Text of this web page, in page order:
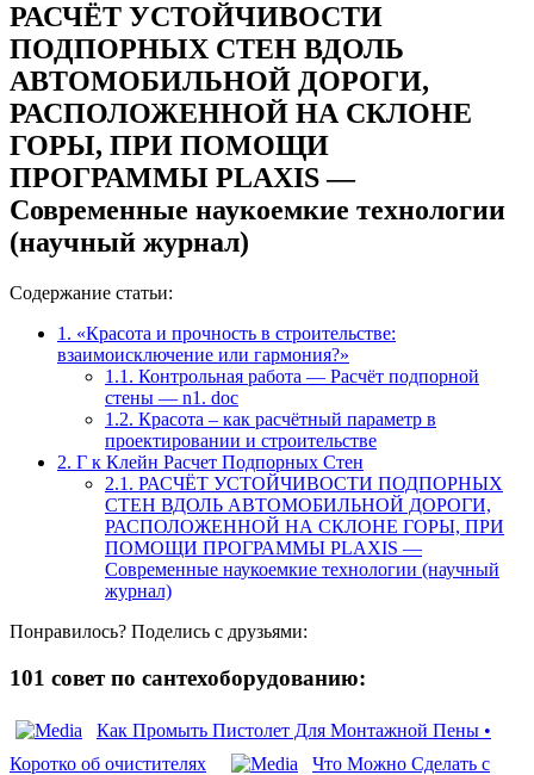
РАСЧЁТ УСТОЙЧИВОСТИ
ПОДПОРНЫХ СТЕН ВДОЛЬ
АВТОМОБИЛЬНОЙ ДОРОГИ,
РАСПОЛОЖЕННОЙ НА СКЛОНЕ
ГОРЫ, ПРИ ПОМОЩИ
ПРОГРАММЫ PLAXIS —
Современные наукоемкие технологии
(научный журнал)
Содержание статьи:
1. «Красота и прочность в строительстве:
взаимоисключение или гармония?»
1.1. Контрольная работа — Расчёт подпорной
стены — n1. doc
1.2. Красота – как расчётный параметр в
проектировании и строительстве
2. Г к Клейн Расчет Подпорных Стен
2.1. РАСЧЁТ УСТОЙЧИВОСТИ ПОДПОРНЫХ
СТЕН ВДОЛЬ АВТОМОБИЛЬНОЙ ДОРОГИ,
РАСПОЛОЖЕННОЙ НА СКЛОНЕ ГОРЫ, ПРИ
ПОМОЩИ ПРОГРАММЫ PLAXIS —
Современные наукоемкие технологии (научный
журнал)
Понравилось? Поделись с друзьями:
101 совет по сантехоборудованию:
Как Промыть Пистолет Для Монтажной Пены •
Коротко об очистителях
Что Можно Сделать с